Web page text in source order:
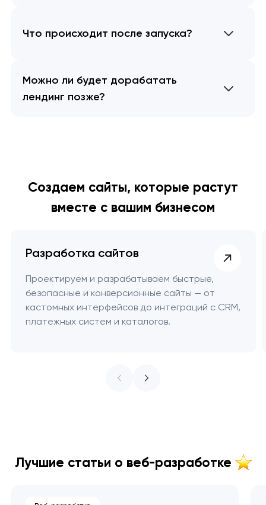
Что происходит после запуска?
Можно ли будет дорабатать
лендинг позже?
Создаем сайты, которые растут
вместе с вашим бизнесом
Разработка сайтов
Проектируем и разрабатываем быстрые,
безопасные и конверсионные сайты — от
кастомных интерфейсов до интеграций с CRM,
платежных систем и каталогов.
Лучшие статьи о веб-разработке